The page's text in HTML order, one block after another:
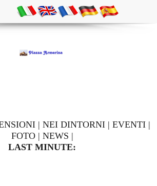
| NEI DINTORNI | EVENTI |
FOTO| NEWS |
LAST MINUTE: